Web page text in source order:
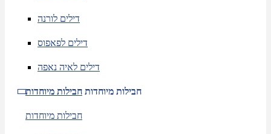
דילים לורנה
דילים לפאפוס
דילים לאיה נאפה
חבילות מיוחדות חבילות מיוחדות
חבילות מיוחדות